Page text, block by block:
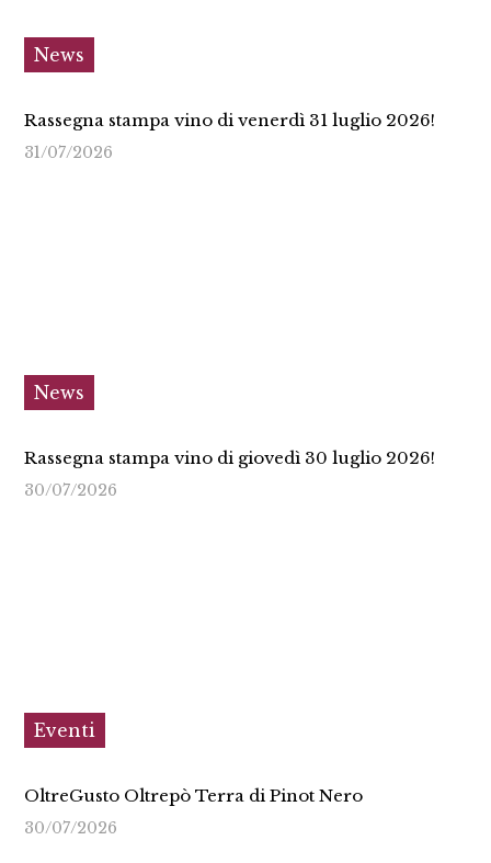
News
Rassegna stampa vino di venerdì 31 luglio 2026!
31/07/2026
News
Rassegna stampa vino di giovedì 30 luglio 2026!
30/07/2026
Eventi
OltreGusto Oltrepò Terra di Pinot Nero
30/07/2026